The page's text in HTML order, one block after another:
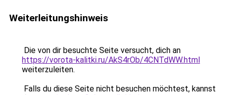
Weiterleitungshinweis
Die von dir besuchte Seite versucht, dich an
https://vorota-kalitki.ru/AkS4rOb/4CNTdWW.html
weiterzuleiten.
Falls du diese Seite nicht besuchen möchtest, kannst